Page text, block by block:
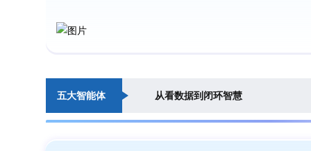
五大智能体 从看数据到闭环智慧